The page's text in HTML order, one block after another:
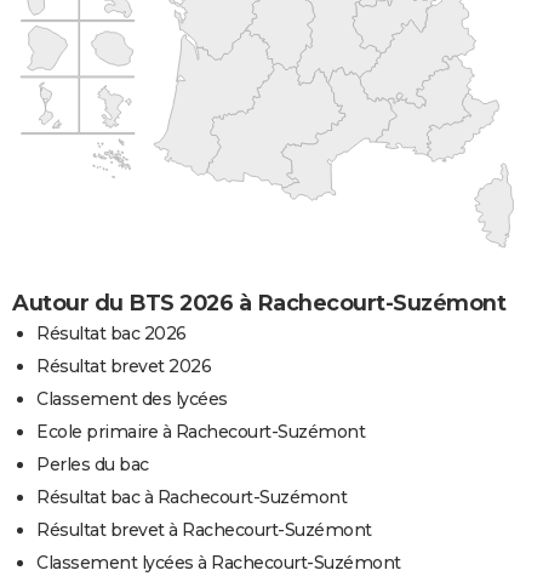
Autour du BTS 2026 à Rachecourt-Suzémont
Résultat bac 2026
Résultat brevet 2026
Classement des lycées
Ecole primaire à Rachecourt-Suzémont
Perles du bac
Résultat bac à Rachecourt-Suzémont
Résultat brevet à Rachecourt-Suzémont
Classement lycées à Rachecourt-Suzémont